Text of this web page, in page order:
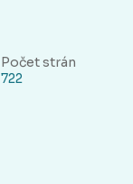
Počet strán
722